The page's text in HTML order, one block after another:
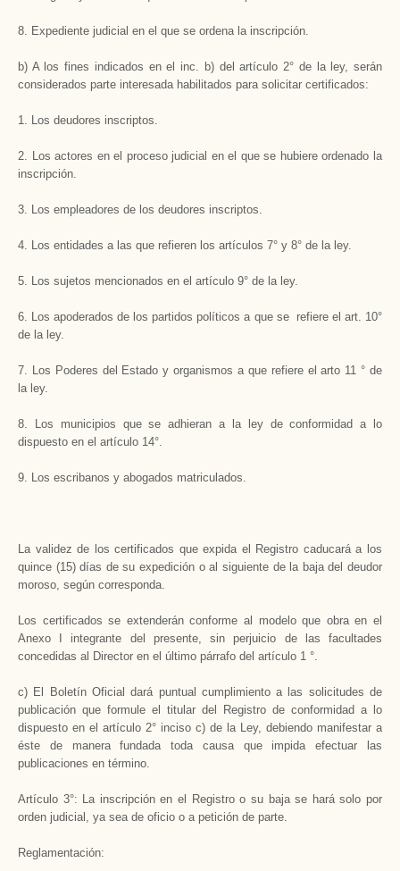
8. Expediente judicial en el que se ordena la inscripción.
b) A los fines indicados en el inc. b) del artículo 2° de la ley, serán
considerados parte interesada habilitados para solicitar certificados:
1. Los deudores inscriptos.
2. Los actores en el proceso judicial en el que se hubiere ordenado la
inscripción.
3. Los empleadores de los deudores inscriptos.
4. Los entidades a las que refieren los artículos 7° y 8° de la ley.
5. Los sujetos mencionados en el artículo 9° de la ley.
6. Los apoderados de los partidos políticos a que se refiere el art. 10°
de la ley.
7. Los Poderes del Estado y organismos a que refiere el arto 11 ° de
la ley.
8. Los municipios que se adhieran a la ley de conformidad a lo
dispuesto en el artículo 14°.
9. Los escribanos y abogados matriculados.
La validez de los certificados que expida el Registro caducará a los
quince (15) días de su expedición o al siguiente de la baja del deudor
moroso, según corresponda.
Los certificados se extenderán conforme al modelo que obra en el
Anexo I integrante del presente, sin perjuicio de las facultades
concedidas al Director en el último párrafo del artículo 1 °.
c) El Boletín Oficial dará puntual cumplimiento a las solicitudes de
publicación que formule el titular del Registro de conformidad a lo
dispuesto en el artículo 2° inciso c) de la Ley, debiendo manifestar a
éste de manera fundada toda causa que impida efectuar las
publicaciones en término.
Artículo 3°: La inscripción en el Registro o su baja se hará solo por
orden judicial, ya sea de oficio o a petición de parte.
Reglamentación: